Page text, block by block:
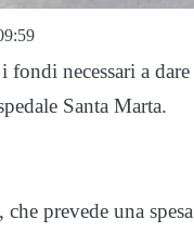
fondi necessari a
Santa Marta.
prevede una